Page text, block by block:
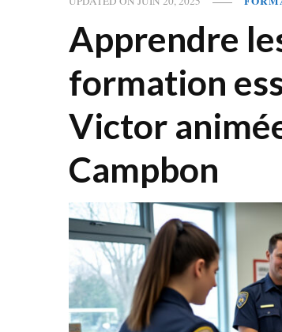
Apprendre
formation
Victor
Campbon